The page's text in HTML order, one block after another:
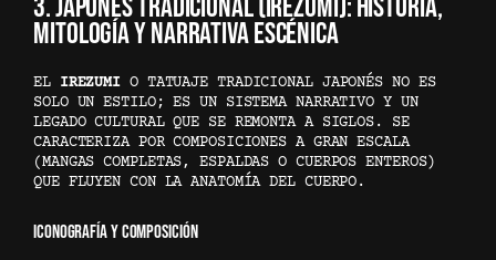
3. JAPONÉS TRADICIONAL (IREZUMI): HISTORIA,
MITOLOGÍA Y NARRATIVA ESCÉNICA
EL IREZUMI O TATUAJE TRADICIONAL JAPONÉS NO ES
SOLO UN ESTILO; ES UN SISTEMA NARRATIVO Y UN
LEGADO CULTURAL QUE SE REMONTA A SIGLOS. SE
CARACTERIZA POR COMPOSICIONES A GRAN ESCALA
(MANGAS COMPLETAS, ESPALDAS O CUERPOS ENTEROS)
QUE FLUYEN CON LA ANATOMÍA DEL CUERPO.
ICONOGRAFÍA Y COMPOSICIÓN